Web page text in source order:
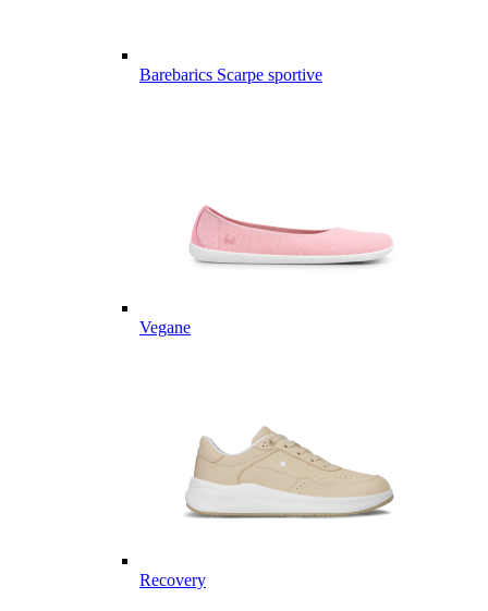
Barebarics Scarpe sportive
Vegane
Recovery